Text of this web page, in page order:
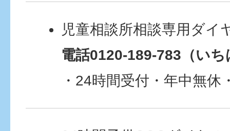
児童相談所相談専用ダイ
電話0120-189-783（い
・24時間受付・年中無休